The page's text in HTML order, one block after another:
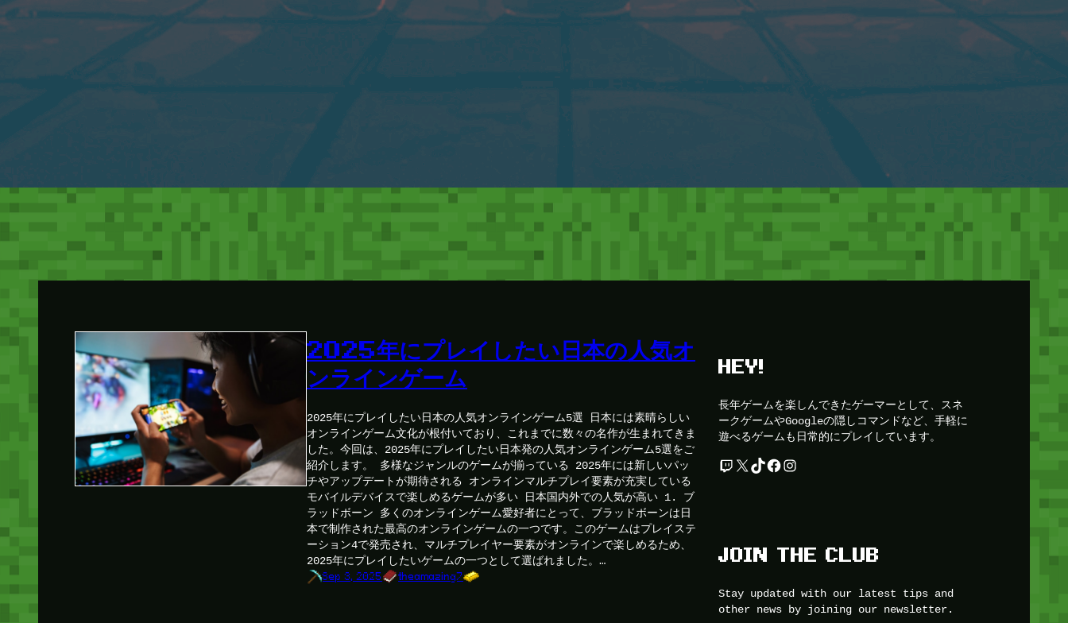
2025年にプレイしたい日本の人気オ
ンラインゲーム
2025年にプレイしたい日本の人気オンラインゲーム5選 日本には素晴らしい
オンラインゲーム文化が根付いており、これまでに数々の名作が生まれてきま
した。今回は、2025年にプレイしたい日本発の人気オンラインゲーム5選をご
紹介します。 多様なジャンルのゲームが揃っている 2025年には新しいパッ
チやアップデートが期待される オンラインマルチプレイ要素が充実している
モバイルデバイスで楽しめるゲームが多い 日本国内外での人気が高い 1. ブ
ラッドボーン 多くのオンラインゲーム愛好者にとって、ブラッドボーンは日
本で制作された最高のオンラインゲームの一つです。このゲームはプレイステ
ーション4で発売され、マルチプレイヤー要素がオンラインで楽しめるため、
2025年にプレイしたいゲームの一つとして選ばれました。…
Sep 3, 2025 theamazing7
HEY!
長年ゲームを楽しんできたゲーマーとして、スネ
ークゲームやGoogleの隠しコマンドなど、手軽に
遊べるゲームも日常的にプレイしています。
Twitch X TikTok Facebook Instagram
JOIN THE CLUB
Stay updated with our latest tips and
other news by joining our newsletter.